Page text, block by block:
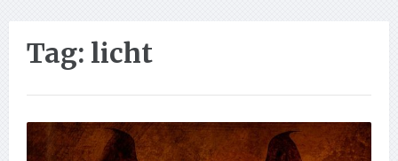
Tag: licht